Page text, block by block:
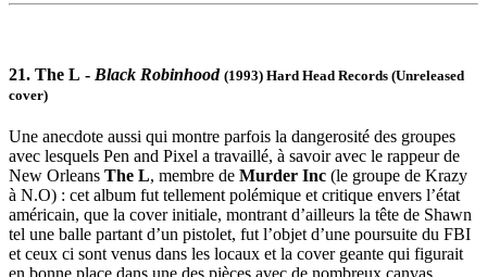
21. The L - Black Robinhood (1993) Hard Head Records (Unreleased
cover)
Une anecdote aussi qui montre parfois la dangerosité des groupes
avec lesquels Pen and Pixel a travaillé, à savoir avec le rappeur de
New Orleans The L, membre de Murder Inc (le groupe de Krazy
à N.O) : cet album fut tellement polémique et critique envers l’état
américain, que la cover initiale, montrant d’ailleurs la tête de Shawn
tel une balle partant d’un pistolet, fut l’objet d’une poursuite du FBI
et ceux ci sont venus dans les locaux et la cover geante qui figurait